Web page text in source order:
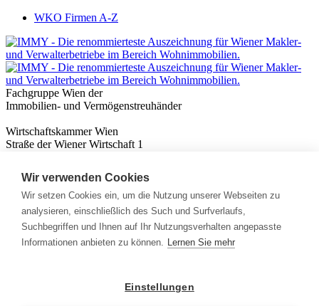
WKO Firmen A-Z
Fachgruppe Wien der
Immobilien- und Vermögenstreuhänder
Wirtschaftskammer Wien
Straße der Wiener Wirtschaft 1
Nützliches
Immobilienwissen
Formulare & Rechner
Expert:innen
Info
Wir verwenden Cookies
Wir setzen Cookies ein, um die Nutzung unserer Webseiten zu
analysieren, einschließlich des Such und Surfverlaufs,
Suchbegriffen und Ihnen auf Ihr Nutzungsverhalten angepasste
Informationen anbieten zu können. Lernen Sie mehr
Einstellungen